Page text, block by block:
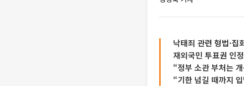
낙태죄 관련 형법·집
재외국민 투표권 인
“정부 소관 부처는
“기한 넘길 때까지